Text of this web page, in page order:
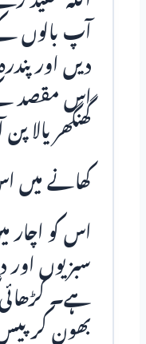
آپ بالوں
دیں اور
اس مقصد کے
کھانے میں
اس کو اچار
سبزیوں
ہے۔
بھون کر پیس